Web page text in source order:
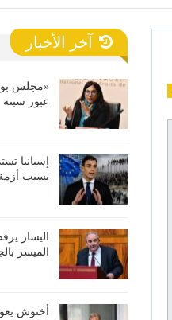
آخر الأخبار
«مجلس
عبور سبتة
إسبانيا
بسبب
اليسار
الميسر
أخنوش